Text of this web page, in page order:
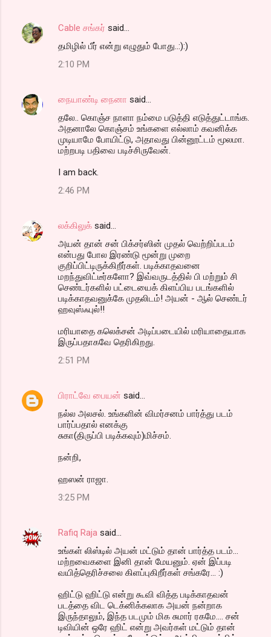
Cable சங்கர் said…
தமிழில் பீர் என்று எழுதும் போது..:):)
2:10 PM
நையாண்டி நைனா said…
தலே.. கொஞ்ச நாளா நம்மை படுத்தி எடுத்துட்டாங்க.
அதனாலே கொஞ்சம் உங்களை எல்லாம் கவனிக்க
முடியாமே போயிட்டு, அதாவது பின்னூட்டம் மூலமா.
மற்றபடி பதிவை படிச்சிருவேன்.
I am back.
2:46 PM
லக்கிலுக் said…
அயன் தான் சன் பிக்சர்ஸின் முதல் வெற்றிப்படம்
என்பது போல இரண்டு மூன்று முறை
குறிப்பிட்டிருக்கிறீர்கள். படிக்காதவனை
மறந்துவிட்டீர்களோ? இவ்வருடத்தில் பி மற்றும் சி
செண்டர்களில் பட்டையைக் கிளப்பிய படங்களில்
படிக்காதவனுக்கே முதலிடம்! அயன் - ஆல் செண்டர்
ஹவுஸ்ஃபுல்!!
மரியாதை கலெக்சன் அடிப்படையில் மரியாதையாக
இருப்பதாகவே தெரிகிறது.
2:51 PM
பிராட்வே பையன் said…
நல்ல அலசல். உங்களின் விமர்சனம் பார்த்து படம்
பார்ப்பதால் எனக்கு
சுகா(திருப்பி படிக்கவும்)மிச்சம்.
நன்றி,
ஹஸன் ராஜா.
3:25 PM
Rafiq Raja said…
உங்கள் லிஸ்டில் அயன் மட்டும் தான் பார்த்த படம்...
மற்றவைகளை இனி தான் மேயனும். ஏன் இப்படி
வயித்தெரிச்சலை கிளப்புகிறீர்கள் சங்கரே... :)
ஹிட்டு ஹிட்டு என்று கூவி வித்த படிக்காதவன்
படத்தை விட டெக்னிக்கலாக அயன் நன்றாக
இருந்தாலும், இந்த படமும் மிக சுமார் ரகமே.... சன்
டிவியின் ஒரே ஹிட் என்று அவர்கள் மட்டும் தான்